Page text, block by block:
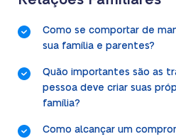
Como se comportar de
sua família e parentes?
Quão importantes são as
pessoa deve criar suas
família?
Como alcançar um